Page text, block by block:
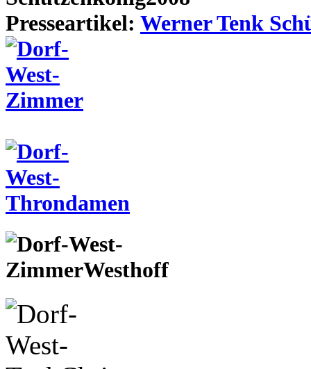
Presseartikel: Werner Tenk